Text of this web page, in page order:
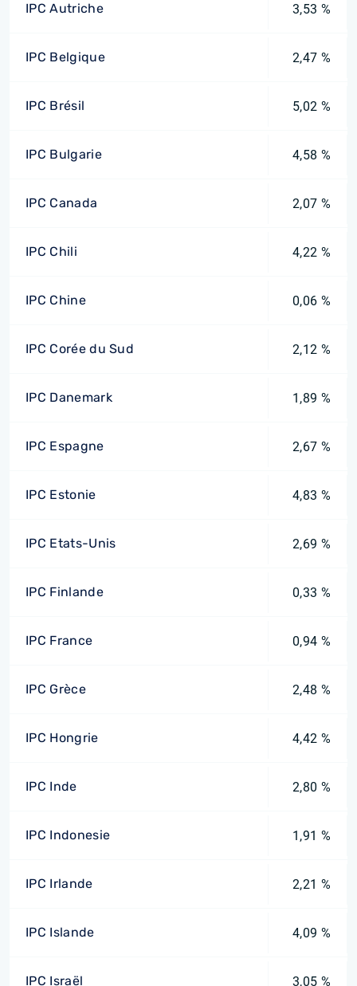
IPC Autriche 3,53 %
IPC Belgique 2,47 %
IPC Brésil 5,02 %
IPC Bulgarie 4,58 %
IPC Canada 2,07 %
IPC Chili 4,22 %
IPC Chine 0,06 %
IPC Corée du Sud 2,12 %
IPC Danemark 1,89 %
IPC Espagne 2,67 %
IPC Estonie 4,83 %
IPC Etats-Unis 2,69 %
IPC Finlande 0,33 %
IPC France 0,94 %
IPC Grèce 2,48 %
IPC Hongrie 4,42 %
IPC Inde 2,80 %
IPC Indonesie 1,91 %
IPC Irlande 2,21 %
IPC Islande 4,09 %
IPC Israël 3,05 %